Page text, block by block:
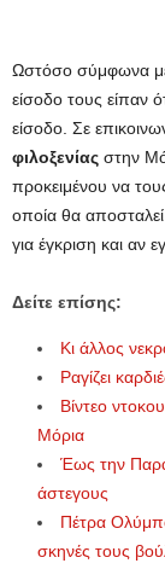
Ωστόσο σύμφωνα με
είσοδο τους είπαν
είσοδο. Σε
φιλοξενίας στην
προκειμένου να
οποία θα
για έγκριση και αν
Δείτε επίσης:
Κι άλλος
Ραγίζει
Βίντεο
Μόρια
Έως την
άστεγους
Πέτρα
σκηνές τους